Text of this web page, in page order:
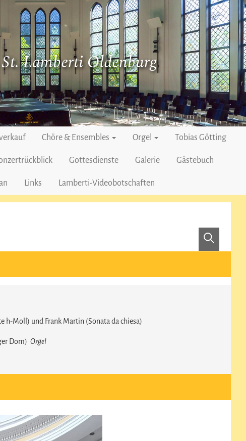
Lamberti Oldenburg
Chöre & Ensembles Orgel Tobias Götting
Gottesdienste Galerie Gästebuch
Links Lamberti-Videobotschaften
Suche
h-Moll) und Frank Martin (Sonata da chiesa)
Dom) Orgel